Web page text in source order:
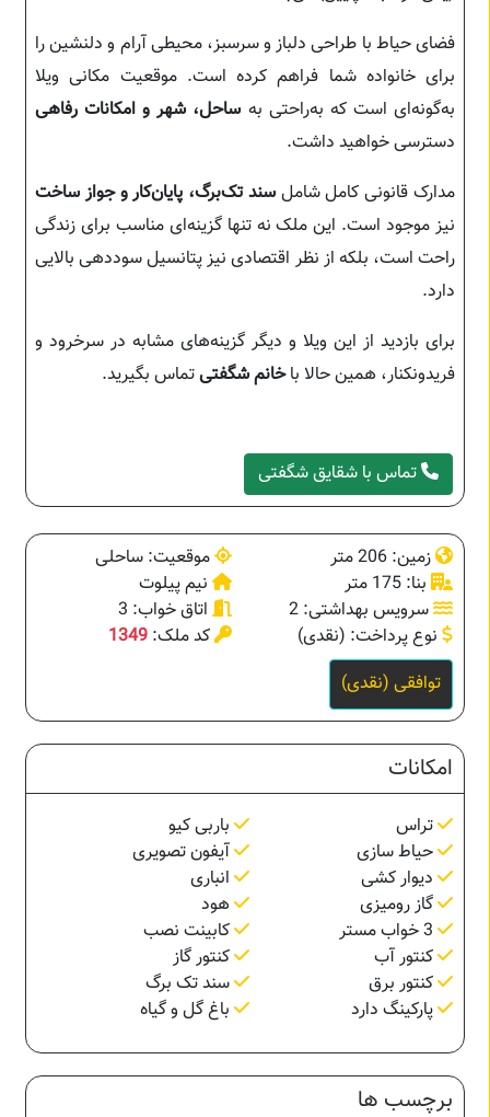
فضای حیاط با طراحی دلباز و سرسبز، محیطی آرام و دلنشین را
برای خانواده شما فراهم کرده است. موقعیت مکانی ویلا
به‌گونه‌ای است که به‌راحتی به ساحل، شهر و امکانات رفاهی
دسترسی خواهید داشت.
مدارک قانونی کامل شاملسند تک‌برگ، پایان‌کار و جواز ساخت
نیز موجود است. این ملک نه تنها گزینه‌ای مناسب برای زندگی
راحت است، بلکه از نظر اقتصادی نیز پتانسیل سوددهی بالایی
دارد.
برای بازدید از این ویلا و دیگر گزینه‌های مشابه در سرخرود و
فریدونکنار، همین حالا باخانم شگفتیتماس بگیرید.
تماس با شقایق شگفتی
زمین: 206 متر
موقعیت: ساحلی
بنا: 175 متر
نیم پیلوت
سرویس بهداشتی: 2
اتاق خواب: 3
نوع پرداخت: (نقدی)
کد ملک: 1349
توافقی (نقدی)
امکانات
تراس
باربی کیو
حیاط سازی
آیفون تصویری
دیوار کشی
انباری
گاز رومیزی
هود
کابینت نصب
کنتور آب
کنتور گاز
کنتور برق
سند تک برگ
پارکینگ دارد
باغ گل و گیاه
برچسب ها